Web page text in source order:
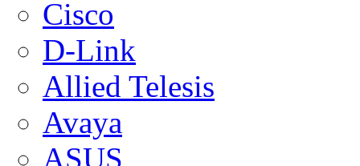
Cisco
D-Link
Allied Telesis
Avaya
ASUS